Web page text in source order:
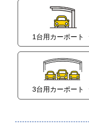
1台用カーポート
3台用カーポート